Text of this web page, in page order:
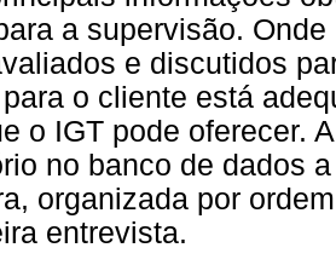
a supervisão.
e discutidos
o cliente está
o IGT pode oferecer.
no banco de dados
organizada por
entrevista.